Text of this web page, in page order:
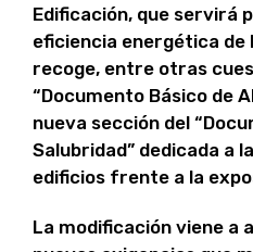
Edificación, que servirá
eficiencia energética de
recoge, entre otras
“Documento Básico de
nueva sección del
Salubridad” dedicada a
edificios frente a la
La modificación viene a